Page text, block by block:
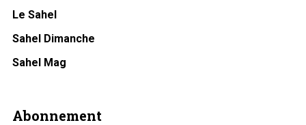
Le Sahel
Sahel Dimanche
Sahel Mag
Abonnement